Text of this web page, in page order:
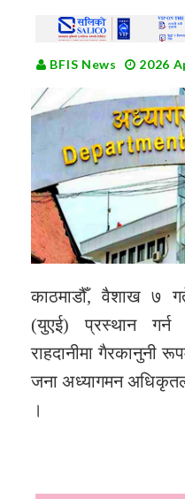
BFIS News 2026
काठमाडौँ, वैशाख ७
(युएई) प्रस्थान गर्न
राहदानीमा गैरकानुनी
जना अध्यागमन
।